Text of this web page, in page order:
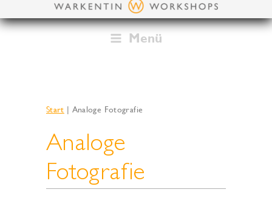
Inhalt
Menü
Start Analoge Fotografie
Analoge
Fotografie